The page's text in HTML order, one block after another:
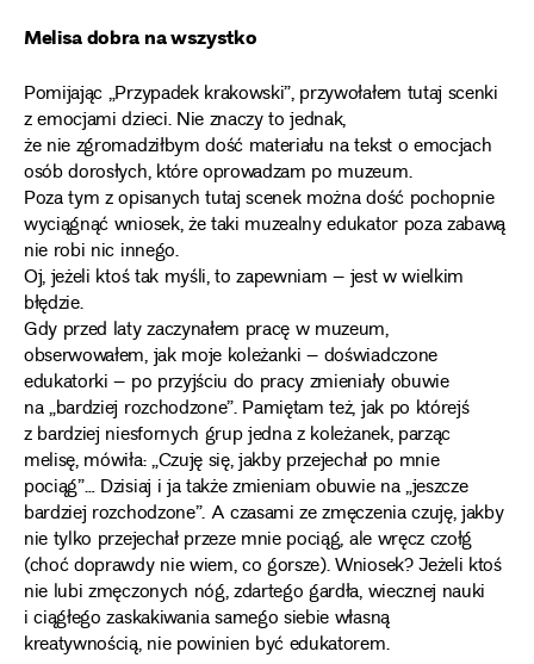
Melisa dobra na wszystko
Pomijając „Przypadek krakowski”, przywołałem tutaj scenki
z emocjami dzieci. Nie znaczy to jednak,
że nie zgromadziłbym dość materiału na tekst o emocjach
osób dorosłych, które oprowadzam po muzeum.
Poza tym z opisanych tutaj scenek można dość pochopnie
wyciągnąć wniosek, że taki muzealny edukator poza zabawą
nie robi nic innego.
Oj, jeżeli ktoś tak myśli, to zapewniam – jest w wielkim
błędzie.
Gdy przed laty zaczynałem pracę w muzeum,
obserwowałem, jak moje koleżanki – doświadczone
edukatorki – po przyjściu do pracy zmieniały obuwie
na „bardziej rozchodzone”. Pamiętam też, jak po którejś
z bardziej niesfornych grup jedna z koleżanek, parząc
melisę, mówiła: „Czuję się, jakby przejechał po mnie
pociąg”… Dzisiaj i ja także zmieniam obuwie na „jeszcze
bardziej rozchodzone”. A czasami ze zmęczenia czuję, jakby
nie tylko przejechał przeze mnie pociąg, ale wręcz czołg
(choć doprawdy nie wiem, co gorsze). Wniosek? Jeżeli ktoś
nie lubi zmęczonych nóg, zdartego gardła, wiecznej nauki
i ciągłego zaskakiwania samego siebie własną
kreatywnością, nie powinien być edukatorem.